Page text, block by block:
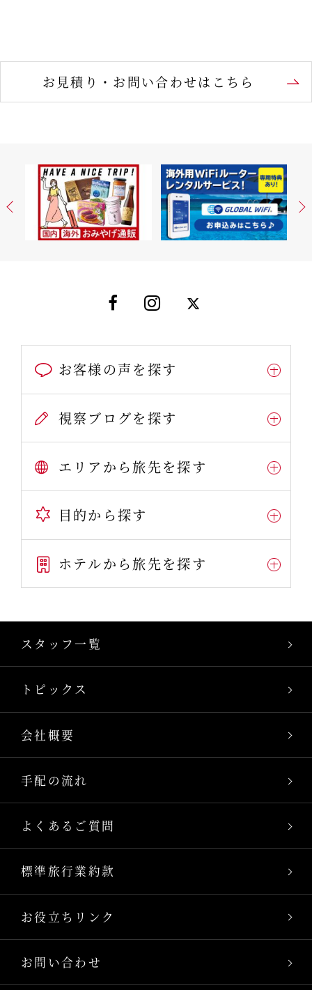
お見積り・お問い合わせはこちら
お客様の声を探す
視察ブログを探す
エリアから旅先を探す
目的から探す
ホテルから旅先を探す
スタッフ一覧
トピックス
会社概要
手配の流れ
よくあるご質問
標準旅行業約款
お役立ちリンク
お問い合わせ